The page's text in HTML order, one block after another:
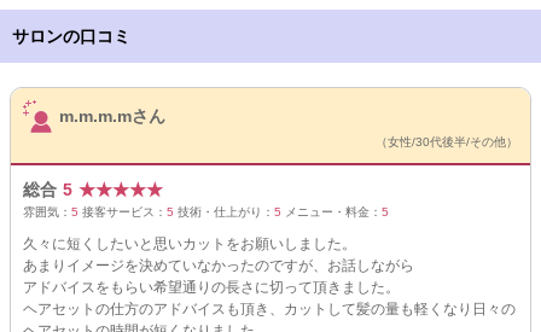
サロンの口コミ
サロンPick Up
m.m.m.mさん
（女性/30代後半/その他）
総合 5 ★★★★★
雰囲気： 5 接客サービス： 5 技術・仕上がり： 5 メニュー・料金： 5
久々に短くしたいと思いカットをお願いしました。
あまりイメージを決めていなかったのですが、お話しながら
アドバイスをもらい希望通りの長さに切って頂きました。
ヘアセットの仕方のアドバイスも頂き、カットして髪の量も軽くなり日々の